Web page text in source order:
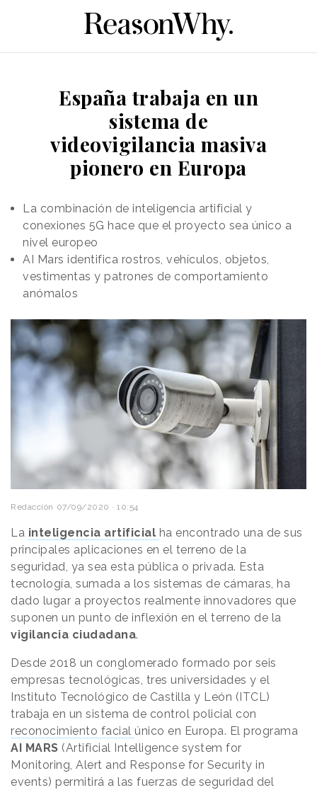
España trabaja en un
sistema de
videovigilancia masiva
pionero en Europa
La combinación de inteligencia artificial y
conexiones 5G hace que el proyecto sea único a
nivel europeo
AI Mars identifica rostros, vehículos, objetos,
vestimentas y patrones de comportamiento
anómalos
Redacción 07/09/2020 · 10:54
La inteligencia artificial ha encontrado una de sus
principales aplicaciones en el terreno de la
seguridad, ya sea esta pública o privada. Esta
tecnología, sumada a los sistemas de cámaras, ha
dado lugar a proyectos realmente innovadores que
suponen un punto de inflexión en el terreno de la
vigilancia ciudadana.
Desde 2018 un conglomerado formado por seis
empresas tecnológicas, tres universidades y el
Instituto Tecnológico de Castilla y León (ITCL)
trabaja en un sistema de control policial con
reconocimiento facial único en Europa. El programa
AI MARS (Artificial Intelligence system for
Monitoring, Alert and Response for Security in
events) permitirá a las fuerzas de seguridad del